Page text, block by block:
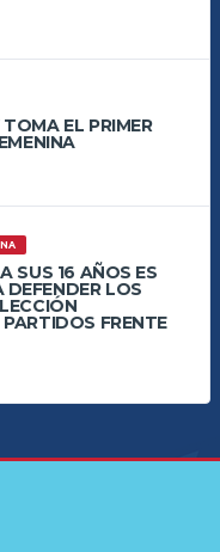
EL PRIMER
SUS 16 AÑOS ES
LOS
FRENTE